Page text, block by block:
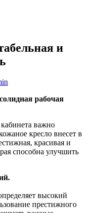
и
рабочая
важно
кресло внесет в
красивая и
способна улучшить
высокий
престижного